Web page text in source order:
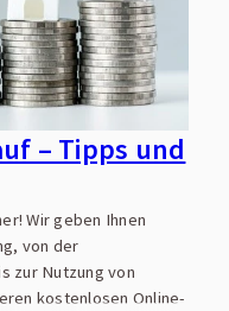
– Tipps und
Wir geben Ihnen
von der
zur Nutzung von
kostenlosen Online-